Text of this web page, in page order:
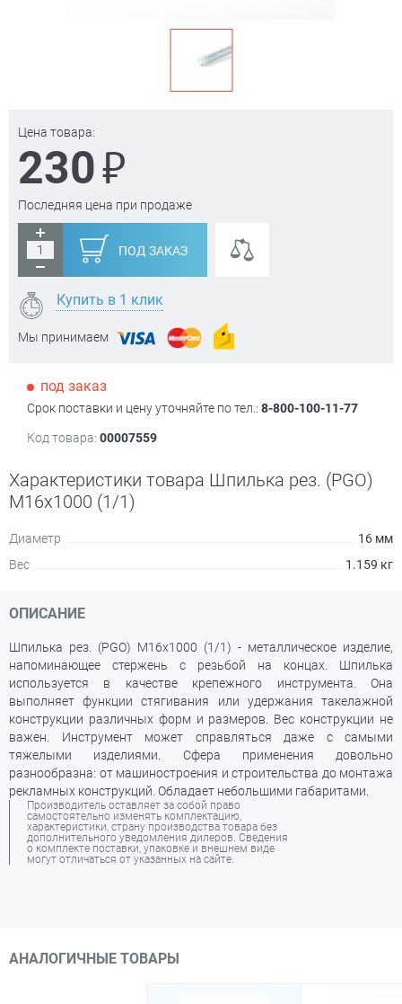
Цена товара:
230₽
Последняя цена при продаже
ПОД ЗАКАЗ
Купить в 1 клик
Мы принимаем
под заказ
Срок поставки и цену уточняйте по тел.: 8-800-100-11-77
Код товара: 00007559
Характеристики товара Шпилька рез. (PGO)
М16х1000 (1/1)
Диаметр
16 мм
Вес
1.159 кг
ОПИСАНИЕ
Шпилька рез. (PGO) М16х1000 (1/1) - металлическое изделие,
напоминающее стержень с резьбой на концах. Шпилька
используется в качестве крепежного инструмента. Она
выполняет функции стягивания или удержания такелажной
конструкции различных форм и размеров. Вес конструкции не
важен. Инструмент может справляться даже с самыми
тяжелыми изделиями. Сфера применения довольно
разнообразна: от машиностроения и строительства до монтажа
рекламных конструкций. Обладает небольшими габаритами.
Производитель оставляет за собой право
самостоятельно изменять комплектацию,
характеристики, страну производства товара без
дополнительного уведомления дилеров. Сведения
о комплекте поставки, упаковке и внешнем виде
могут отличаться от указанных на сайте.
АНАЛОГИЧНЫЕ ТОВАРЫ